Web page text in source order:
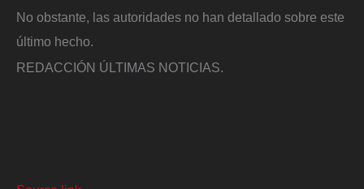
No obstante, las autoridades no han detallado sobre este
último hecho.
REDACCIÓN ÚLTIMAS NOTICIAS.